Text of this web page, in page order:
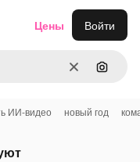
ОчиститьПоиск
Цены Войти
ИИ-видео новый год